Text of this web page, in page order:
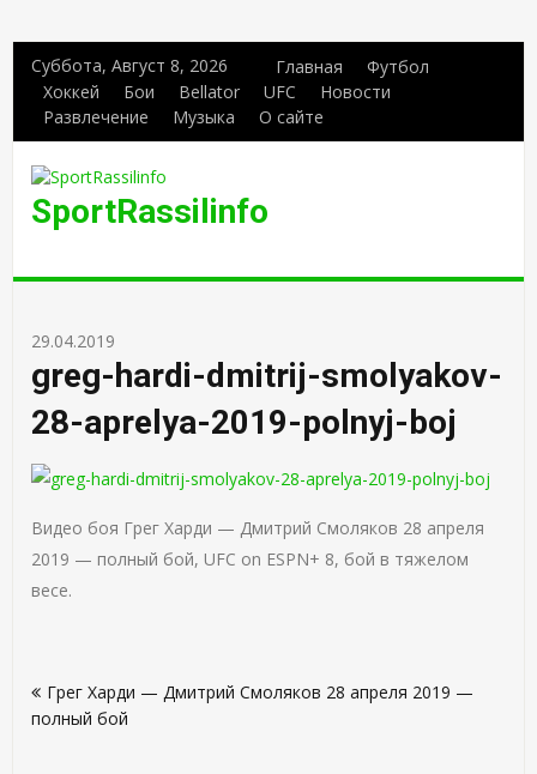
Суббота, Август 8, 2026 Главная
Футбол
Хоккей
Бои Bellator UFC
Новости
Развлечение
Музыка О сайте
SportRassilinfo
29.04.2019
greg-hardi-dmitrij-smolyakov-
28-aprelya-2019-polnyj-boj
Видео боя Грег Харди — Дмитрий Смоляков 28 апреля
2019 — полный бой, UFC on ESPN+ 8, бой в тяжелом
весе.
поГрег Харди — Дмитрий Смоляков 28 апреля 2019 —
полный бой